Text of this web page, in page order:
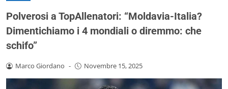
Polverosi a TopAllenatori: “Moldavia-Italia?
Dimentichiamo i 4 mondiali o diremmo: che
schifo”
Marco Giordano - Novembre 15, 2025